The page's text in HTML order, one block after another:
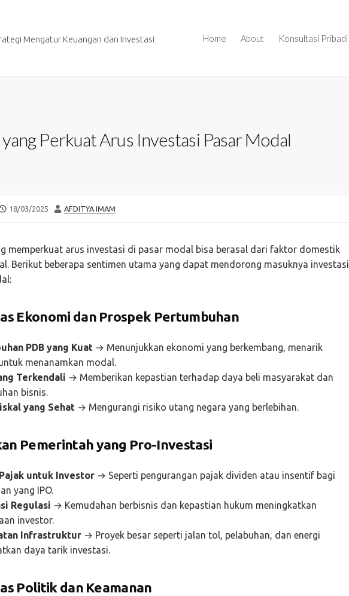
Mengatur Keuangan dan Investasi Home About Konsultasi Pribadi
Perkuat Arus Investasi Pasar Modal
LAST
18/03/2025 AUTHOR
AFDITYA IMAM
memperkuat arus investasi di pasar modal bisa berasal dari faktor domestik
Berikut beberapa sentimen utama yang dapat mendorong masuknya investasi
Ekonomi dan Prospek Pertumbuhan
PDB yang Kuat → Menunjukkan ekonomi yang berkembang, menarik
menanamkan modal.
Terkendali → Memberikan kepastian terhadap daya beli masyarakat dan
bisnis.
yang Sehat → Mengurangi risiko utang negara yang berlebihan.
Pemerintah yang Pro-Investasi
untuk Investor → Seperti pengurangan pajak dividen atau insentif bagi
yang IPO.
Regulasi → Kemudahan berbisnis dan kepastian hukum meningkatkan
investor.
Infrastruktur → Proyek besar seperti jalan tol, pelabuhan, dan energi
daya tarik investasi.
Politik dan Keamanan